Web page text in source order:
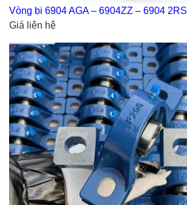
Vòng bi 6904 AGA – 6904ZZ – 6904 2RS
Giá liên hệ